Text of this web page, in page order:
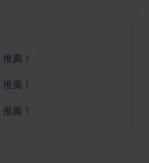
薦！
薦！
薦！